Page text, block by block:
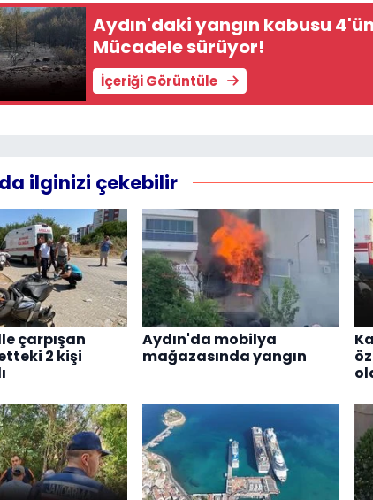
Aydın'daki yangın kabusu
Mücadele sürüyor!
İçeriği Görüntüle
ilginizi çekebilir
çarpışan
2 kişi
Aydın'da mobilya
mağazasında yangın